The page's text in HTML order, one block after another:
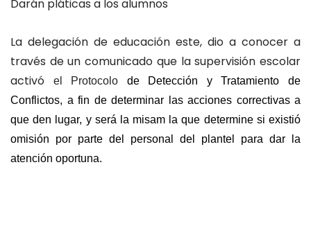
Darán pláticas a los alumnos
La delegación de educación este, dio a conocer a
través de un comunicado que la supervisión escolar
activó el Protocolo de Detección y Tratamiento de
Conflictos, a fin de determinar las acciones correctivas a
que den lugar, y será la misam la que determine si existió
omisión por parte del personal del plantel para dar la
atención oportuna.